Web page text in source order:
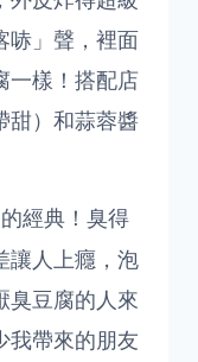
哧」聲，裡面
一樣！搭配店
甜）和蒜蓉醬
的經典！臭得
讓人上癮，泡
臭豆腐的人來
我帶來的朋友